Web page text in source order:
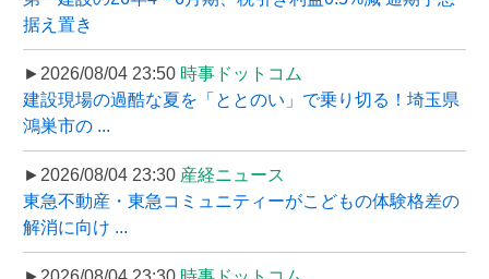
据え置き
►2026/08/04 23:50 時事ドットコム
建設現場の過酷な夏を「ととのい」で乗り切る！埼玉県
鴻巣市の ...
►2026/08/04 23:30 産経ニュース
東急不動産・東急コミュニティーがこどもの体験格差の
解消に向け ...